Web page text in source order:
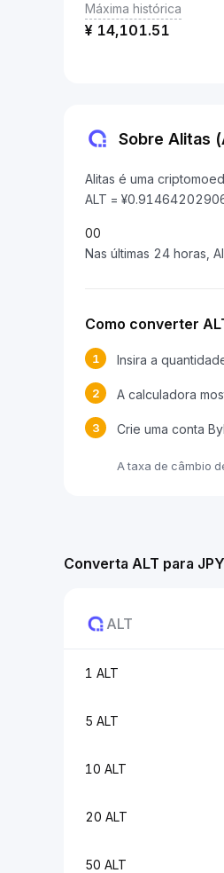
Máxima histórica
¥ 14,101.51
Sobre Alitas
Alitas é uma
ALT =
00
Nas últimas 24 horas,
Como converter
1 Insira a
2 A calculadora
3 Crie uma conta
A taxa de câmbio
Converta ALT para JPY
ALT
1 ALT
5 ALT
10 ALT
20 ALT
50 ALT